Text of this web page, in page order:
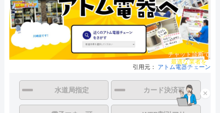
引用元： アトム電器チェーン
水道局指定 カード決済可 ×
チャット診断で
最適な業者を
ご提案